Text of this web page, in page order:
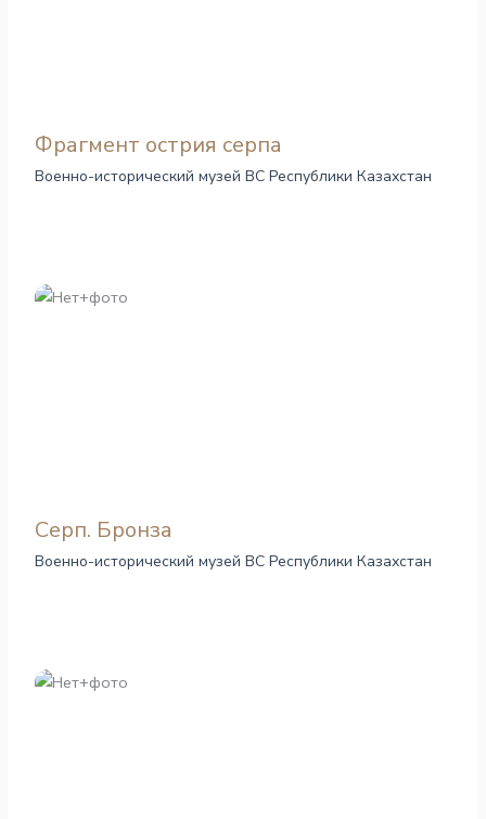
Фрагмент острия серпа
Военно-исторический музей ВС Республики Казахстан
Серп. Бронза
Военно-исторический музей ВС Республики Казахстан